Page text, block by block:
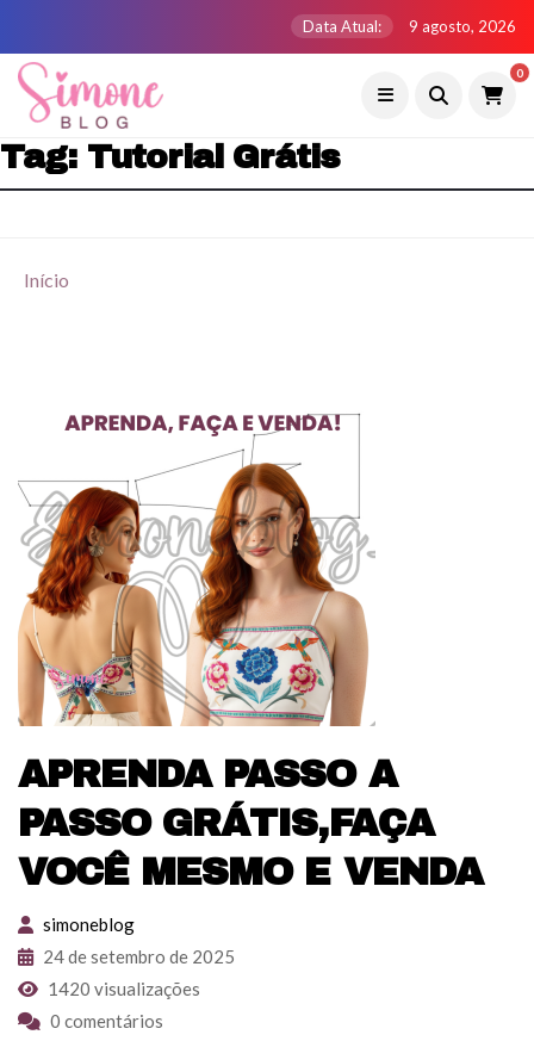
Data Atual: 9 agosto, 2026
0
Tag: Tutorial Grátis
Início
APRENDA PASSO A
PASSO GRÁTIS,FAÇA
VOCÊ MESMO E VENDA
simoneblog
24 de setembro de 2025
1420 visualizações
0 comentários